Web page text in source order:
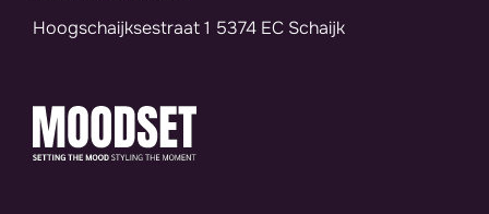
Hoogschaijksestraat 1 5374 EC Schaijk